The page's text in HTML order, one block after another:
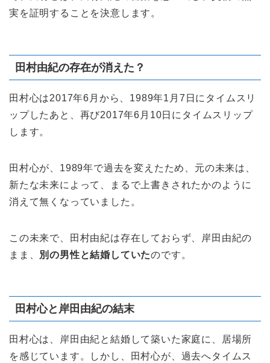
実を証明することを決意します。
田村由紀の存在が消えた？
田村心は2017年6月から、1989年1月7日にタイムスリ
ップしたあと、再び2017年6月10日にタイムスリップ
します。
田村心が、1989年で過去を変えたため、元の未来は、
新たな未来によって、まるで上書きされたかのように
消えて無くなっていました。
この未来で、田村由紀は存在しておらず、岸田由紀の
まま、 別の男性と結婚していたのです。
田村心と岸田由紀の結末
田村心は、岸田由紀と結婚して築いた家庭に、居場所
を感じています。しかし、田村心が、過去へタイムス